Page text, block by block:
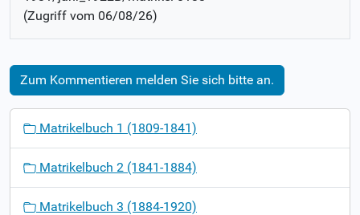
(Zugriff vom 06/08/26)
Zum Kommentieren melden Sie sich bitte an.
Matrikelbuch 1 (1809-1841)
Matrikelbuch 2 (1841-1884)
Matrikelbuch 3 (1884-1920)